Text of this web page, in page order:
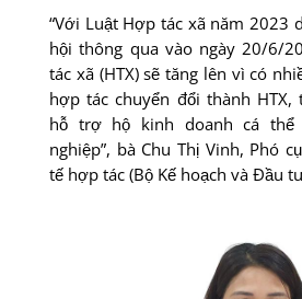
“Với Luật Hợp tác xã năm 2023
hội thông qua vào ngày 20/6/
tác xã (HTX) sẽ tăng lên vì có
hợp tác chuyển đổi thành
hỗ trợ hộ kinh doanh cá thể
nghiệp”, bà Chu Thị Vinh, Phó
tế hợp tác (Bộ Kế hoạch và Đầu